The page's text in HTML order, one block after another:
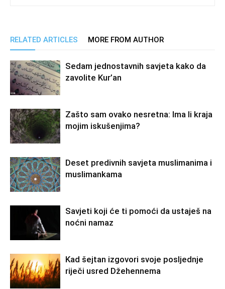
RELATED ARTICLES MORE FROM AUTHOR
Sedam jednostavnih savjeta kako da
zavolite Kur’an
Zašto sam ovako nesretna: Ima li kraja
mojim iskušenjima?
Deset predivnih savjeta muslimanima i
muslimankama
Savjeti koji će ti pomoći da ustaješ na
noćni namaz
Kad šejtan izgovori svoje posljednje
riječi usred Džehennema